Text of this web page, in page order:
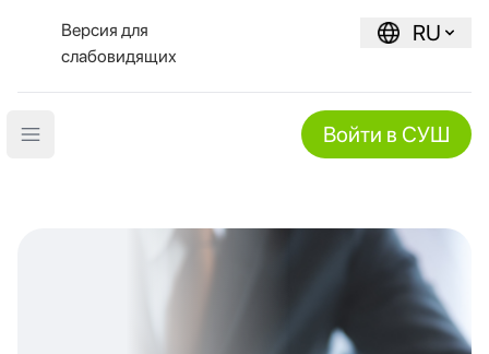
Версия для
слабовидящих
RU
Open main menu Войти в СУШ